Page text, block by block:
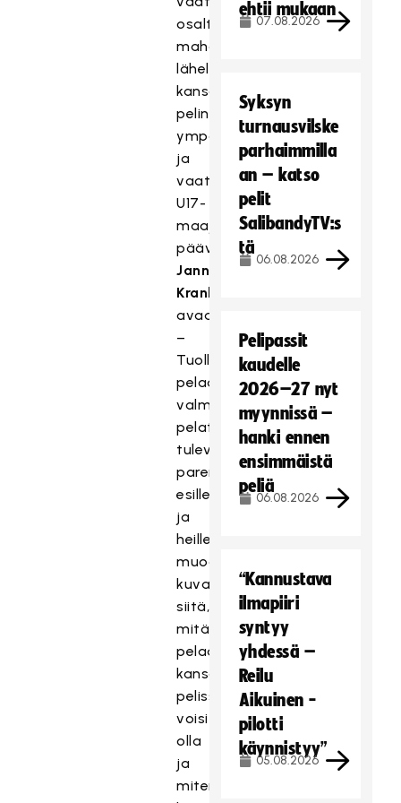
osalta
mahdollisimman
lähelle
kansainvälisen
pelin
ympäristöä
ja
vaatimustasoa,
U17-
maajoukkueen
päävalmentaja
Janne
Krankka
avaa.
–
Tuolloin
pelaajien
valmiudet
pelata
tulevat
paremmin
esille
ja
heille
muodostuu
kuva
siitä,
mitä
pelaaminen
kansainvälisessä
pelissä
voisi
olla
ja
miten
ehtii mukaan
07.08.2026
Syksyn
turnausvilske
parhaimmilla
an – katso
pelit
SalibandyTV:s
tä
06.08.2026
Pelipassit
kaudelle
2026–27 nyt
myynnissä –
hanki ennen
ensimmäistä
peliä
06.08.2026
“Kannustava
ilmapiiri
syntyy
yhdessä –
Reilu
Aikuinen -
pilotti
käynnistyy”
05.08.2026